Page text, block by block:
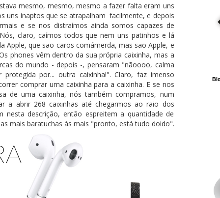
mesmo, mesmo, mesmo a fazer falta eram uns
uns inaptos que se atrapalham facilmente, e depois
e se nos distraímos ainda somos capazes de
claro, caímos todos que nem uns patinhos e lá
Apple, que são caros comámerda, mas são Apple, e
phones vêm dentro da sua própria caixinha, mas a
do mundo - depois -, pensaram "nãoooo, calma
por... outra caixinha!". Claro, faz imenso
comprar uma caixinha para a caixinha. E se nos
de uma caixinha, nós também compramos, num
a abrir 268 caixinhas até chegarmos ao raio dos
nesta descrição, então espreitem a quantidade de
mais baratuchas às mais "pronto, está tudo doido".